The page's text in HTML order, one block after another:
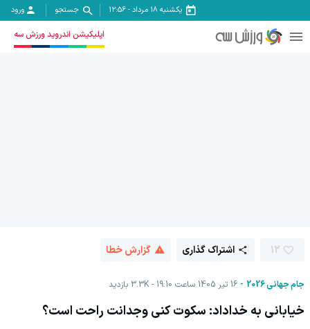
یکشنبه ۱۸ مرداد -
12:56 جستجو ورود
اپلیکیشن اندروید ورزش سه
جام جهانی 2026 16 تیر 1405 ساعت 19:10 3.3K بازدید
12 اشتراک گذاری گزارش خطا
خیابانی به خداداد: سکوت کنی وجدانت راحت است؟